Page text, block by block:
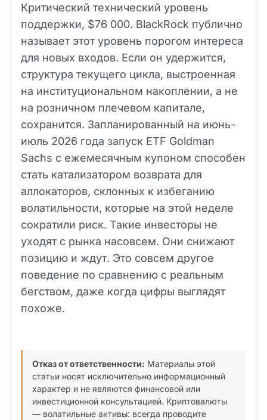
Критический технический уровень
поддержки, $76 000. BlackRock публично
называет этот уровень порогом интереса
для новых входов. Если он удержится,
структура текущего цикла, выстроенная
на институциональном накоплении, а не
на розничном плечевом капитале,
сохранится. Запланированный на июнь-
июль 2026 года запуск ETF Goldman
Sachs с ежемесячным купоном способен
стать катализатором возврата для
аллокаторов, склонных к избеганию
волатильности, которые на этой неделе
сократили риск. Такие инвесторы не
уходят с рынка насовсем. Они снижают
позицию и ждут. Это совсем другое
поведение по сравнению с реальным
бегством, даже когда цифры выглядят
похоже.
Отказ от ответственности: Материалы этой
статьи носят исключительно информационный
характер и не являются финансовой или
инвестиционной консультацией. Криптовалюты
— волатильные активы: всегда проводите